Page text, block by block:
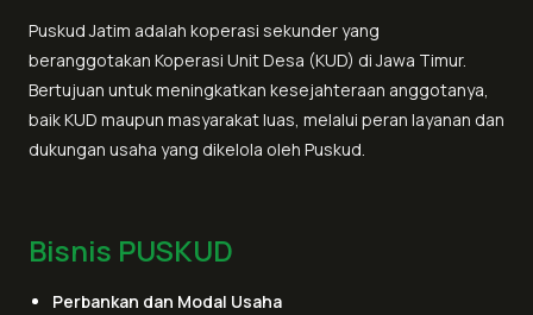
Puskud Jatim adalah koperasi sekunder yang
beranggotakan Koperasi Unit Desa (KUD) di Jawa Timur.
Bertujuan untuk meningkatkan kesejahteraan anggotanya,
baik KUD maupun masyarakat luas, melalui peran layanan dan
dukungan usaha yang dikelola oleh Puskud.
Bisnis PUSKUD
Perbankan dan Modal Usaha